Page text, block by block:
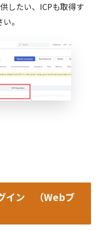
したい、ICPも取得す
。
イン （Webブ